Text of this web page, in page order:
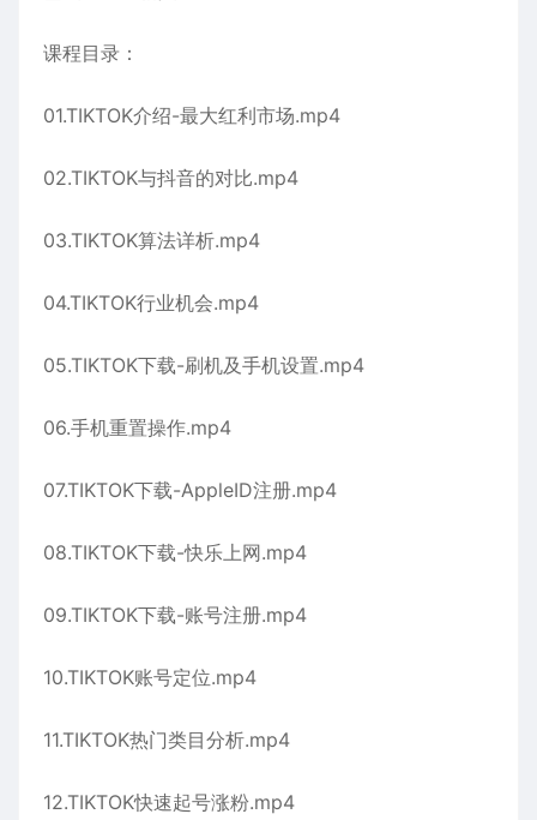
课程目录：
01.TIKTOK介绍-最大红利市场.mp4
02.TIKTOK与抖音的对比.mp4
03.TIKTOK算法详析.mp4
04.TIKTOK行业机会.mp4
05.TIKTOK下载-刷机及手机设置.mp4
06.手机重置操作.mp4
07.TIKTOK下载-AppleID注册.mp4
08.TIKTOK下载-快乐上网.mp4
09.TIKTOK下载-账号注册.mp4
10.TIKTOK账号定位.mp4
11.TIKTOK热门类目分析.mp4
12.TIKTOK快速起号涨粉.mp4